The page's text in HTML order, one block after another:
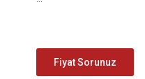
Fiyat Sorunuz